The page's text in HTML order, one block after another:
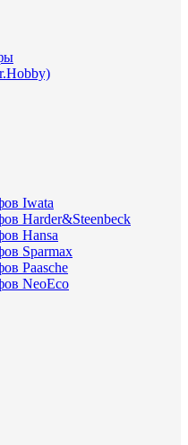
Iwata
Harder&Steenbeck
Hansa
Sparmax
Paasche
NeoEco